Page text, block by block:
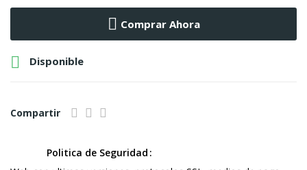
Comprar Ahora
 Disponible
Compartir
Politica de Seguridad